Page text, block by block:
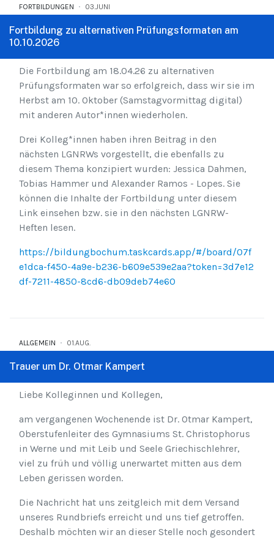
FORTBILDUNGEN 03.JUNI
Fortbildung zu alternativen Prüfungsformaten am
10.10.2026
Die Fortbildung am 18.04.26 zu alternativen
Prüfungsformaten war so erfolgreich, dass wir sie im
Herbst am 10. Oktober (Samstagvormittag digital)
mit anderen Autor*innen wiederholen.
Drei Kolleg*innen haben ihren Beitrag in den
nächsten LGNRWs vorgestellt, die ebenfalls zu
diesem Thema konzipiert wurden: Jessica Dahmen,
Tobias Hammer und Alexander Ramos - Lopes. Sie
können die Inhalte der Fortbildung unter diesem
Link einsehen bzw. sie in den nächsten LGNRW-
Heften lesen.
https://bildungbochum.taskcards.app/#/board/07f
e1dca-f450-4a9e-b236-b609e539e2aa?token=3d7e12
df-7211-4850-8cd6-db09deb74e60
ALLGEMEIN 01.AUG.
Trauer um Dr. Otmar Kampert
Liebe Kolleginnen und Kollegen,
am vergangenen Wochenende ist Dr. Otmar Kampert,
Oberstufenleiter des Gymnasiums St. Christophorus
in Werne und mit Leib und Seele Griechischlehrer,
viel zu früh und völlig unerwartet mitten aus dem
Leben gerissen worden.
Die Nachricht hat uns zeitgleich mit dem Versand
unseres Rundbriefs erreicht und uns tief getroffen.
Deshalb möchten wir an dieser Stelle noch gesondert